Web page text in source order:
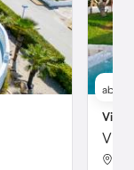
ab
Villa